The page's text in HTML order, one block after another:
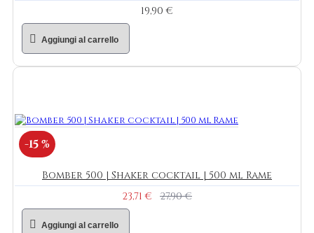
19,90 €
Aggiungi al carrello
-15 %
Bomber 500 | Shaker cocktail | 500 ml Rame
23,71 €
27,90 €
Aggiungi al carrello